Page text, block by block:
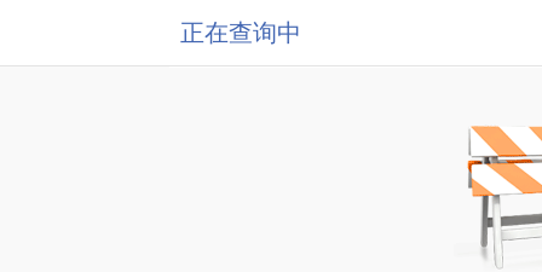
正在查询中